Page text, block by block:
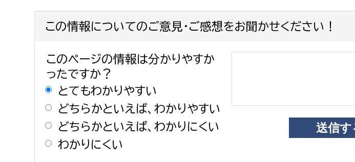
この情報についてのご意見・ご感想をお聞かせください！
このページの情報は分かりやすか
ったですか？
とてもわかりやすい
どちらかといえば、わかりやすい
どちらかといえば、わかりにくい
わかりにくい